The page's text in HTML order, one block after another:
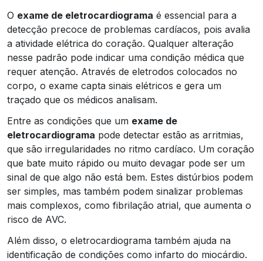
O exame de eletrocardiograma é essencial para a
detecção precoce de problemas cardíacos, pois avalia
a atividade elétrica do coração. Qualquer alteração
nesse padrão pode indicar uma condição médica que
requer atenção. Através de eletrodos colocados no
corpo, o exame capta sinais elétricos e gera um
traçado que os médicos analisam.
Entre as condições que um exame de
eletrocardiograma pode detectar estão as arritmias,
que são irregularidades no ritmo cardíaco. Um coração
que bate muito rápido ou muito devagar pode ser um
sinal de que algo não está bem. Estes distúrbios podem
ser simples, mas também podem sinalizar problemas
mais complexos, como fibrilação atrial, que aumenta o
risco de AVC.
Além disso, o eletrocardiograma também ajuda na
identificação de condições como infarto do miocárdio.